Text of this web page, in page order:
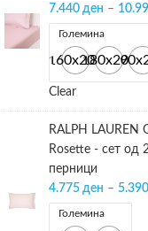
7.440 ден –
Големина
160x200180x200
Clear
RALPH LAUREN
Rosette - сет од
перници
4.775 ден – 5.390
Големина